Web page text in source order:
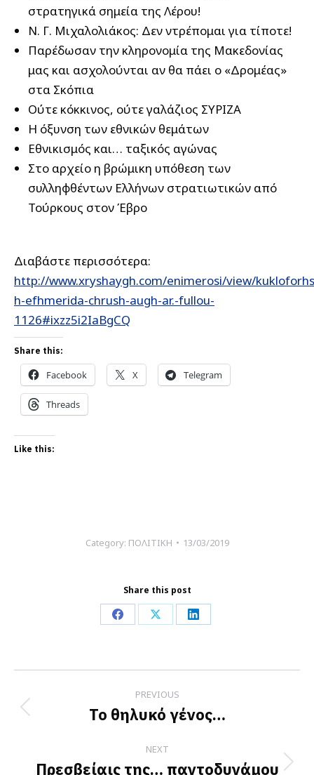
στρατηγικά σημεία της Λέρου!
Ν. Γ. Μιχαλολιάκος: Δεν ντρέπομαι για τίποτε!
Παρέδωσαν την κληρονομία της Μακεδονίας
μας και ασχολούνται αν θα πάει ο «Δρομέας»
στα Σκόπια
Ούτε κόκκινος, ούτε γαλάζιος ΣΥΡΙΖΑ
Η όξυνση των εθνικών θεμάτων
Eθνικισμός και… ταξικός αγώνας
Στο αρχείο η βρώμικη υπόθεση των
συλληφθέντων Ελλήνων στρατιωτικών από
Τούρκους στον Έβρο
Διαβάστε περισσότερα:
http://www.xryshaygh.com/enimerosi/view/
h-efhmerida-chrush-augh-ar.-fullou-
1126#ixzz5i2IaBgCQ
Share this:
Facebook X Telegram
Threads
Like this:
Category: ΠΟΛΙΤΙΚΗ 13/03/2019
Share this post
Share
Facebook
Share
X
Share
LinkedIn
navigation
PREVIOUS
Previous
Το θηλυκό γένος…
NEXT
Next
Πρεσβείαις της… παντοδυνάμου